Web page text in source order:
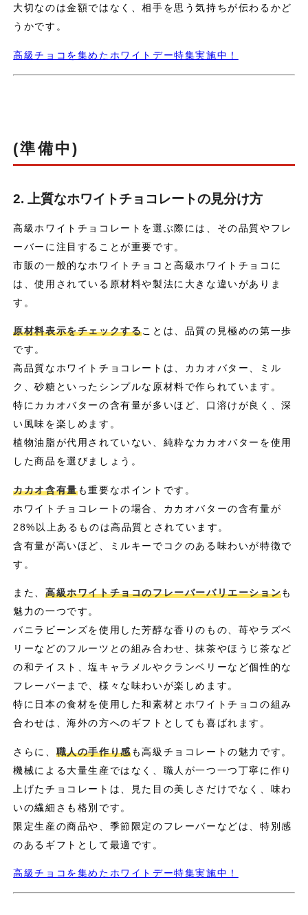
大切なのは金額ではなく、相手を思う気持ちが伝わるかど
うかです。
高級チョコを集めたホワイトデー特集実施中！
(準備中)
2. 上質なホワイトチョコレートの見分け方
高級ホワイトチョコレートを選ぶ際には、その品質やフレ
ーバーに注目することが重要です。
市販の一般的なホワイトチョコと高級ホワイトチョコに
は、使用されている原材料や製法に大きな違いがありま
す。
原材料表示をチェックすることは、品質の見極めの第一歩
です。
高品質なホワイトチョコレートは、カカオバター、ミル
ク、砂糖といったシンプルな原材料で作られています。
特にカカオバターの含有量が多いほど、口溶けが良く、深
い風味を楽しめます。
植物油脂が代用されていない、純粋なカカオバターを使用
した商品を選びましょう。
カカオ含有量も重要なポイントです。
ホワイトチョコレートの場合、カカオバターの含有量が
28%以上あるものは高品質とされています。
含有量が高いほど、ミルキーでコクのある味わいが特徴で
す。
また、 高級ホワイトチョコのフレーバーバリエーションも
魅力の一つです。
バニラビーンズを使用した芳醇な香りのもの、苺やラズベ
リーなどのフルーツとの組み合わせ、抹茶やほうじ茶など
の和テイスト、塩キャラメルやクランベリーなど個性的な
フレーバーまで、様々な味わいが楽しめます。
特に日本の食材を使用した和素材とホワイトチョコの組み
合わせは、海外の方へのギフトとしても喜ばれます。
さらに、 職人の手作り感も高級チョコレートの魅力です。
機械による大量生産ではなく、職人が一つ一つ丁寧に作り
上げたチョコレートは、見た目の美しさだけでなく、味わ
いの繊細さも格別です。
限定生産の商品や、季節限定のフレーバーなどは、特別感
のあるギフトとして最適です。
高級チョコを集めたホワイトデー特集実施中！